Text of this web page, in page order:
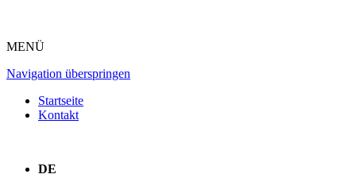
MENÜ
Navigation überspringen
Startseite
Kontakt
DE